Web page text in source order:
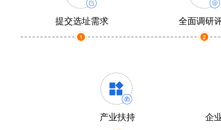
提交选址需求 全面调研
产业扶持 企